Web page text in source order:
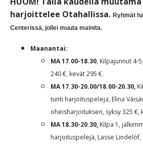
harjoittelee Otahallissa. Ryhmät
Centerissä, jollei muuta mainita.
Maanantai:
MA 17.00-18.30, Kilpajunnut 4-
240 €, kevät 295 €.
MA 17.30-20.00/18.00-20.30,
tunti harjoituspelejä, Elina
oheisharjoituksen, syksy 325 €,
MA 18.30-20.30, Kilpa 1,
harjoituspelejä, Lasse Lindelöf,